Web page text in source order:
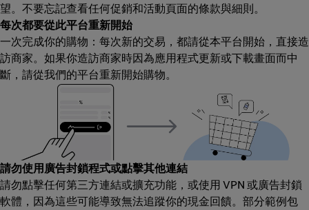
望。不要忘記查看任何促銷和活動頁面的條款與細則。
每次都要從此平台重新開始
一次完成你的購物：每次新的交易，都請從本平台開始，直接造
訪商家。如果你造訪商家時因為應用程式更新或下載畫面而中
斷，請從我們的平台重新開始購物。
請勿使用廣告封鎖程式或點擊其他連結
請勿點擊任何第三方連結或擴充功能，或使用 VPN 或廣告封鎖
軟體，因為這些可能導致無法追蹤你的現金回饋。部分範例包